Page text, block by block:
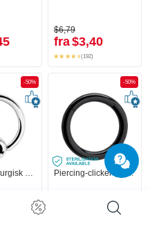
$6,79
fra$3,40
(192)
-50% -50%
Piercing-clicker (kirurgisk stål, svart, skinnende finish)